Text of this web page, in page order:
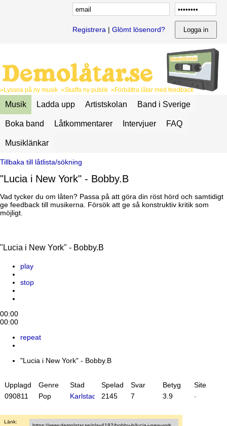
Registrera | Glömt lösenord?
»Lyssna på ny musik »Skaffa ny publik »Förbättra låtar med feedback
Musik Ladda upp Artistskolan Band i Sverige
Boka band Låtkommentarer Intervjuer FAQ
Musiklänkar
Tillbaka till låtlista/sökning
"Lucia i New York" - Bobby.B
Vad tycker du om låten? Passa på att göra din röst hörd och samtidigt
ge feedback till musikerna. Försök att ge så konstruktiv kritik som
möjligt.
"Lucia i New York" - Bobby.B
play
stop
00:00
00:00
repeat
"Lucia i New York" - Bobby.B
Upplagd Genre Stad Spelad Svar Betyg
Site
090811 Pop Karlstad 2145 7 3.9 -
Länk: